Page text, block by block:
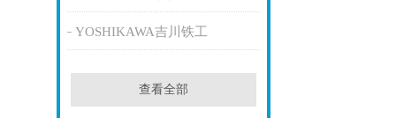
YOSHIKAWA吉川铁工
查看全部